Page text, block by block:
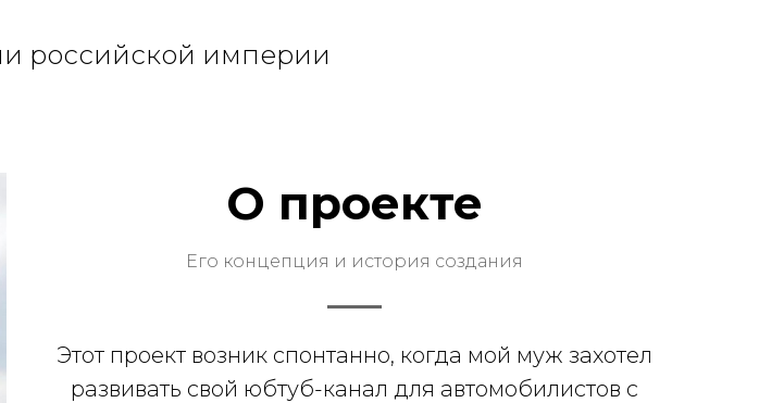
российской империи
О проекте
Его концепция и история создания
Этот проект возник спонтанно, когда мой муж захотел
развивать свой юбтуб-канал для автомобилистов с